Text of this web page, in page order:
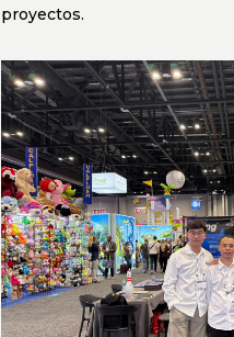
proyectos.